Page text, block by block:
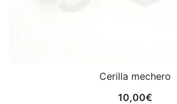
Cerilla mechero
10,00€